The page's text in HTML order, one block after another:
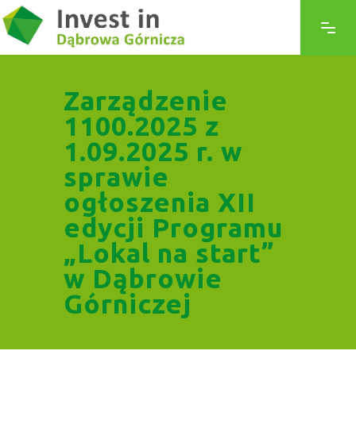
Zarządzenie
1100.2025 z
1.09.2025 r. w
sprawie
ogłoszenia XII
edycji Programu
„Lokal na start”
w Dąbrowie
Górniczej